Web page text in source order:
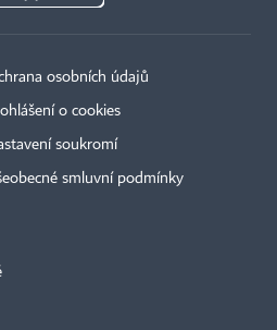
osobních údajů
o cookies
soukromí
smluvní podmínky